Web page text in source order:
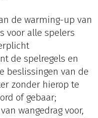
de warming-up van
voor alle spelers
de spelregels en
beslissingen van de
zonder hierop te
of gebaar;
wangedrag voor,